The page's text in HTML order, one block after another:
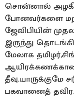
சொன்னால்
போனவர்களை
ஜேவிபியின்
இருந்து
மேலாக
தீவு.யாருக்குமே
பகவானைத் தவிர.